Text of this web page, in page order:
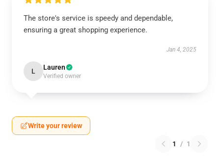
The store's service is speedy and dependable,
ensuring a great shopping experience.
Jan 4, 2025
L Lauren
Verified owner
Write your review
1 / 1